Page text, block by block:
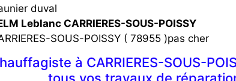
duval
Leblanc CARRIERES-SOUS-POISSY
SOUS-POISSY ( 78955 )pas cher
à CARRIERES-SOUS-